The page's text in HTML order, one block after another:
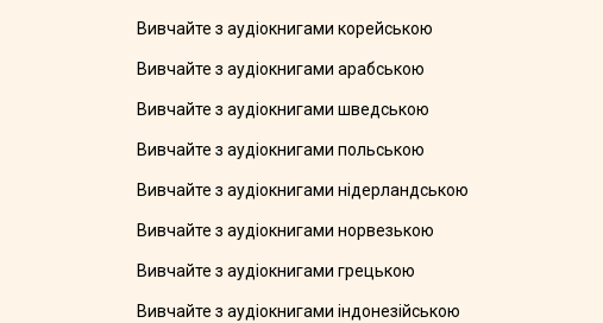
Вивчайте з аудіокнигами корейською
Вивчайте з аудіокнигами арабською
Вивчайте з аудіокнигами шведською
Вивчайте з аудіокнигами польською
Вивчайте з аудіокнигами нідерландською
Вивчайте з аудіокнигами норвезькою
Вивчайте з аудіокнигами грецькою
Вивчайте з аудіокнигами індонезійською